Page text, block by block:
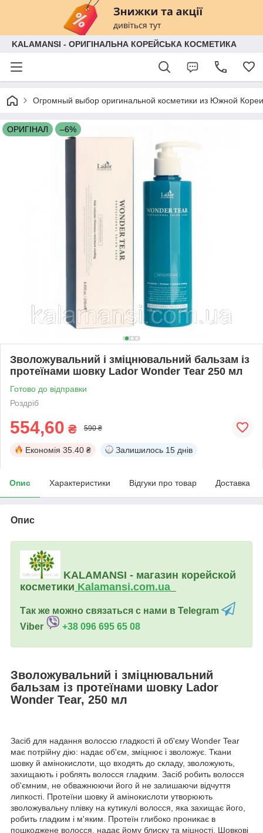
KALAMANSI - ОРИГІНАЛЬНА КОРЕЙСЬКА КОСМЕТИКА
Огромный выбор оригинальной косметики из Южной
ОРИГІНАЛ –6%
Зволожувальний і зміцнювальний бальзам із
протеїнами шовку Lador Wonder Tear 250 мл
Готово до відправки
Роздріб
554,60 ₴ 590 ₴
Економія 35.40 ₴ Залишилось 15 днів
Опис Характеристики Відгуки про товар Доставка
Опис
KALAMANSI - магазин корейской
косметики Kalamansi.com.ua
Так же можно связаться с нами в Telegram
Viber
+38 096 695 65 08
Зволожувальний і зміцнювальний
бальзам із протеїнами шовку Lador
Wonder Tear, 250 мл
Засіб для надання волоссю гладкості й об'єму Wonder Tear
має потрійну дію: надає об'єм, зміцнює і зволожує. Ткани
шовку й амінокислоти, що входять до складу, зволожують,
захищають і роблять волосся гладким. Засіб робить волосся
об'ємним, не обважнюючи його й не залишаючи відчуття
липкості. Протеїни шовку й амінокислоти утворюють
зволожувальну плівку на кутикулі волосся, яка захищає його,
робить гладким і м'яким. Протеїн глибоко проникає в
пошкоджене волосся, надає йому блиску та міцності. Шовкові